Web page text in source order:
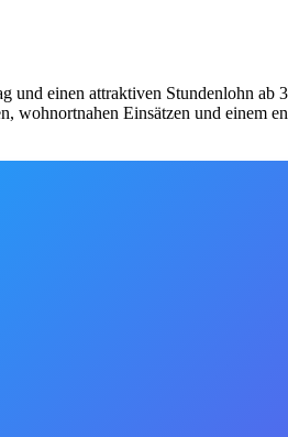
einen attraktiven Stundenlohn ab
Einsätzen und einem